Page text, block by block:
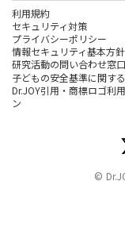
利用規約
セキュリティ対策
プライバシーポリシー
情報セキュリティ基本方針
研究活動の問い合わせ窓口
子どもの安全基準に関す
Dr.JOY引用・商標ロゴ利
ン
©